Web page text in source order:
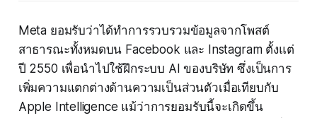
Meta ยอมรับว่าได้ทำการรวบรวมข้อมูลจากโพสต์
สาธารณะทั้งหมดบน Facebook และ Instagram ตั้งแต่
ปี 2550 เพื่อนำไปใช้ฝึกระบบ AI ของบริษัท ซึ่งเป็นการ
เพิ่มความแตกต่างด้านความเป็นส่วนตัวเมื่อเทียบกับ
Apple Intelligence แม้ว่าการยอมรับนี้จะเกิดขึ้น